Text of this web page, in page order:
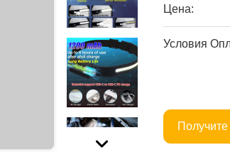
Цена:
Условия